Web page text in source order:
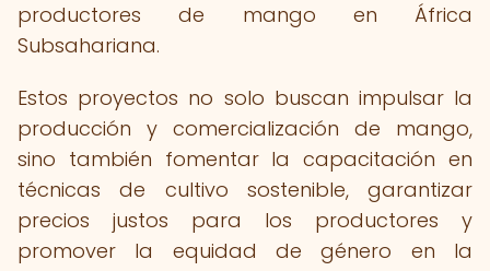
productores de mango en África
Subsahariana.
Estos proyectos no solo buscan impulsar la
producción y comercialización de mango,
sino también fomentar la capacitación en
técnicas de cultivo sostenible, garantizar
precios justos para los productores y
promover la equidad de género en la